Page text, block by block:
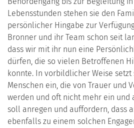
Lebensstunden stehen sie den
persönlicher Hingabe zur
Bronner und ihr Team schon seit
dass wir mit ihr nun eine
dürfen, die so vielen Betroffenen
konnte. In vorbildlicher Weise
Menschen ein, die von Trauer und
werden und oft nicht mehr ein und
soll anregen und auffordern, dass
ebenfalls zu einem solchen